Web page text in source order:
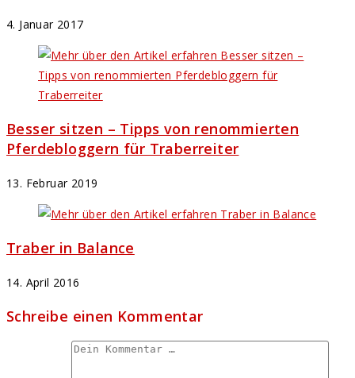
4. Januar 2017
Besser sitzen – Tipps von renommierten
Pferdebloggern für Traberreiter
13. Februar 2019
Traber in Balance
14. April 2016
Schreibe einen Kommentar